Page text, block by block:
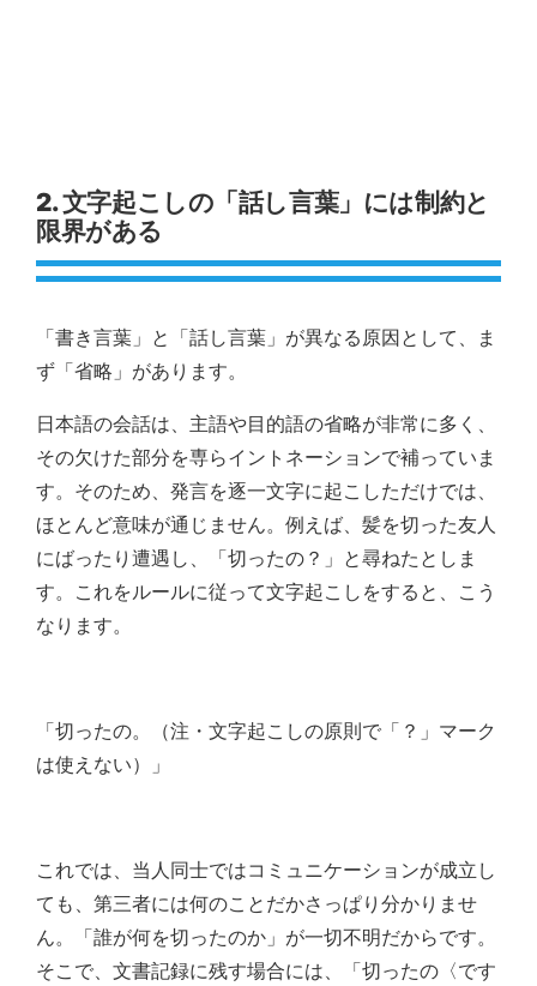
2.文字起こしの「話し言葉」には制約と
限界がある
「書き言葉」と「話し言葉」が異なる原因として、ま
ず「省略」があります。
日本語の会話は、主語や目的語の省略が非常に多く、
その欠けた部分を専らイントネーションで補っていま
す。そのため、発言を逐一文字に起こしただけでは、
ほとんど意味が通じません。例えば、髪を切った友人
にばったり遭遇し、「切ったの？」と尋ねたとしま
す。これをルールに従って文字起こしをすると、こう
なります。
「切ったの。（注・文字起こしの原則で「？」マーク
は使えない）」
これでは、当人同士ではコミュニケーションが成立し
ても、第三者には何のことだかさっぱり分かりませ
ん。「誰が何を切ったのか」が一切不明だからです。
そこで、文書記録に残す場合には、「切ったの〈です